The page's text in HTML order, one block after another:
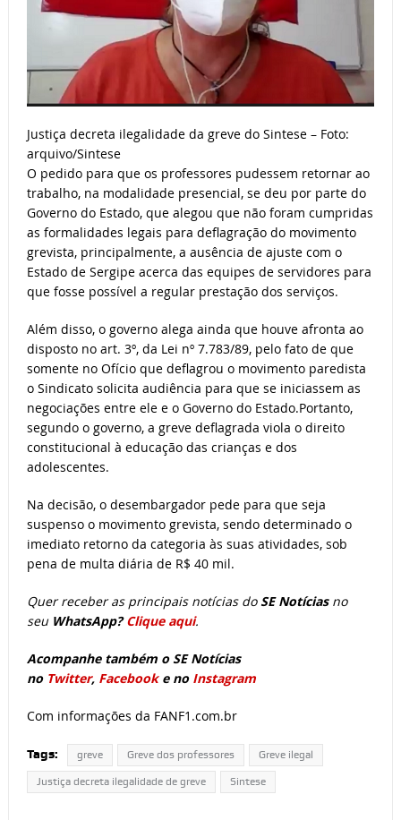
Justiça decreta ilegalidade da greve do Sintese – Foto:
arquivo/Sintese
O pedido para que os professores pudessem retornar ao
trabalho, na modalidade presencial, se deu por parte do
Governo do Estado, que alegou que não foram cumpridas
as formalidades legais para deflagração do movimento
grevista, principalmente, a ausência de ajuste com o
Estado de Sergipe acerca das equipes de servidores para
que fosse possível a regular prestação dos serviços.
Além disso, o governo alega ainda que houve afronta ao
disposto no art. 3º, da Lei nº 7.783/89, pelo fato de que
somente no Ofício que deflagrou o movimento paredista
o Sindicato solicita audiência para que se iniciassem as
negociações entre ele e o Governo do Estado.Portanto,
segundo o governo, a greve deflagrada viola o direito
constitucional à educação das crianças e dos
adolescentes.
Na decisão, o desembargador pede para que seja
suspenso o movimento grevista, sendo determinado o
imediato retorno da categoria às suas atividades, sob
pena de multa diária de R$ 40 mil.
Quer receber as principais notícias do SE Notíciasno
seu WhatsApp? Clique aqui.
Acompanhe também o SE Notícias
no Twitter, Facebooke no Instagram
Com informações da FANF1.com.br
Tags: greve Greve dos professores Greve ilegal
Justiça decreta ilegalidade de greve Sintese